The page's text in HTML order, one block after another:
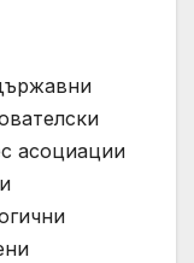
асоциации